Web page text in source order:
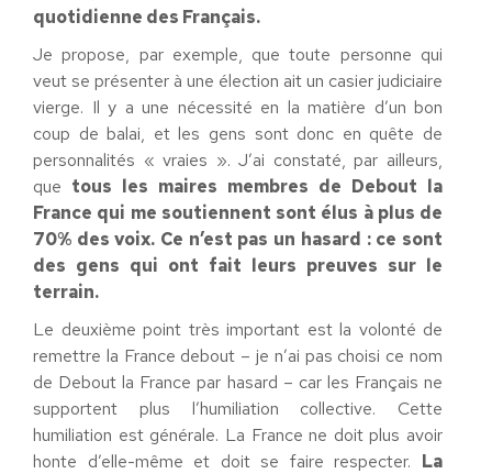
quotidienne des Français.
Je propose, par exemple, que toute personne qui
veut se présenter à une élection ait un casier judiciaire
vierge. Il y a une nécessité en la matière d’un bon
coup de balai, et les gens sont donc en quête de
personnalités « vraies ». J’ai constaté, par ailleurs,
que tous les maires membres de Debout la
France qui me soutiennent sont élus à plus de
70% des voix. Ce n’est pas un hasard : ce sont
des gens qui ont fait leurs preuves sur le
terrain.
Le deuxième point très important est la volonté de
remettre la France debout – je n’ai pas choisi ce nom
de Debout la France par hasard – car les Français ne
supportent plus l’humiliation collective. Cette
humiliation est générale. La France ne doit plus avoir
honte d’elle-même et doit se faire respecter. La